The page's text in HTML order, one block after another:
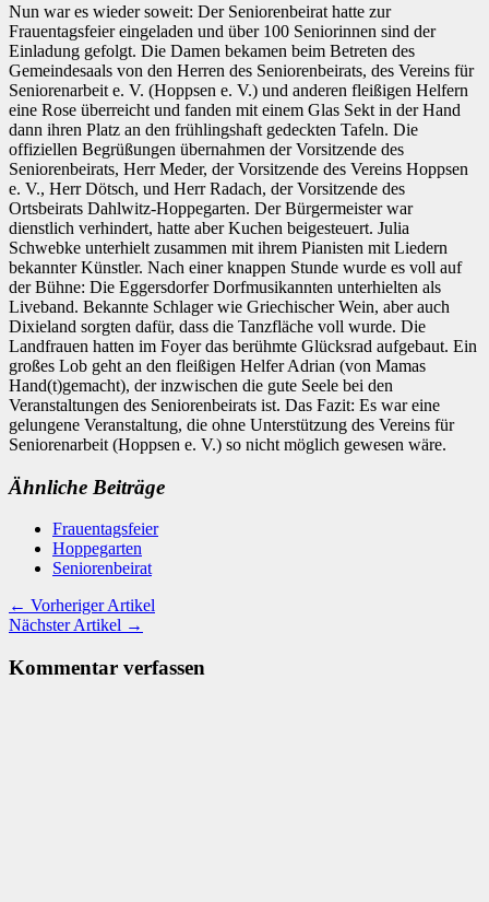
Nun war es wieder soweit: Der Seniorenbeirat hatte zur
Frauentagsfeier eingeladen und über 100 Seniorinnen sind der
Einladung gefolgt. Die Damen bekamen beim Betreten des
Gemeindesaals von den Herren des Seniorenbeirats, des Vereins für
Seniorenarbeit e. V. (Hoppsen e. V.) und anderen fleißigen Helfern
eine Rose überreicht und fanden mit einem Glas Sekt in der Hand
dann ihren Platz an den frühlingshaft gedeckten Tafeln. Die
offiziellen Begrüßungen übernahmen der Vorsitzende des
Seniorenbeirats, Herr Meder, der Vorsitzende des Vereins Hoppsen
e. V., Herr Dötsch, und Herr Radach, der Vorsitzende des
Ortsbeirats Dahlwitz-Hoppegarten. Der Bürgermeister war
dienstlich verhindert, hatte aber Kuchen beigesteuert. Julia
Schwebke unterhielt zusammen mit ihrem Pianisten mit Liedern
bekannter Künstler. Nach einer knappen Stunde wurde es voll auf
der Bühne: Die Eggersdorfer Dorfmusikannten unterhielten als
Liveband. Bekannte Schlager wie Griechischer Wein, aber auch
Dixieland sorgten dafür, dass die Tanzfläche voll wurde. Die
Landfrauen hatten im Foyer das berühmte Glücksrad aufgebaut. Ein
großes Lob geht an den fleißigen Helfer Adrian (von Mamas
Hand(t)gemacht), der inzwischen die gute Seele bei den
Veranstaltungen des Seniorenbeirats ist. Das Fazit: Es war eine
gelungene Veranstaltung, die ohne Unterstützung des Vereins für
Seniorenarbeit (Hoppsen e. V.) so nicht möglich gewesen wäre.
Ähnliche Beiträge
Frauentagsfeier
Hoppegarten
Seniorenbeirat
← Vorheriger Artikel
Nächster Artikel →
Kommentar verfassen